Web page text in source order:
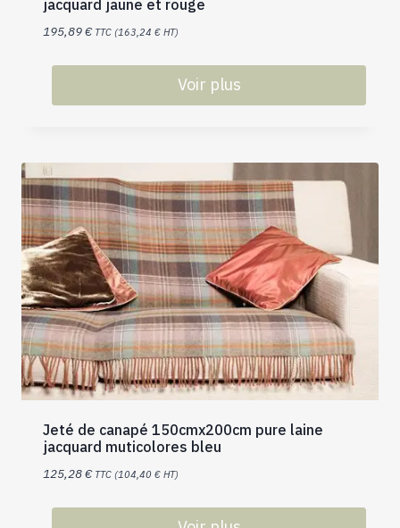
jacquard jaune et rouge
195,89€ TTC (163,24 € HT)
Voir plus
Jeté de canapé 150cmx200cm pure laine
jacquard muticolores bleu
125,28€ TTC (104,40 € HT)